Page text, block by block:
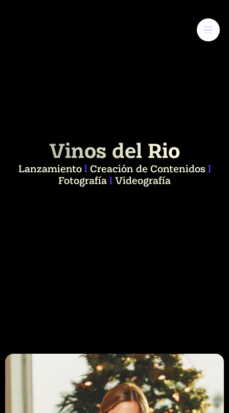
Vinos del Rio
LanzamientolCreación de Contenidos l
FotografíalVideografía